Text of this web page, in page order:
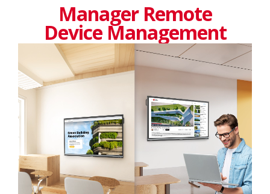
Manager Remote
Device Management